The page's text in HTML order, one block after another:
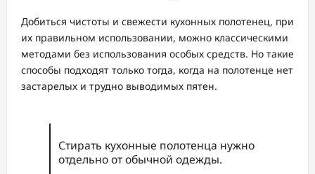
Добиться чистоты и свежести кухонных полотенец, при
их правильном использовании, можно классическими
методами без использования особых средств. Но такие
способы подходят только тогда, когда на полотенце нет
застарелых и трудно выводимых пятен.
Стирать кухонные полотенца нужно
отдельно от обычной одежды.